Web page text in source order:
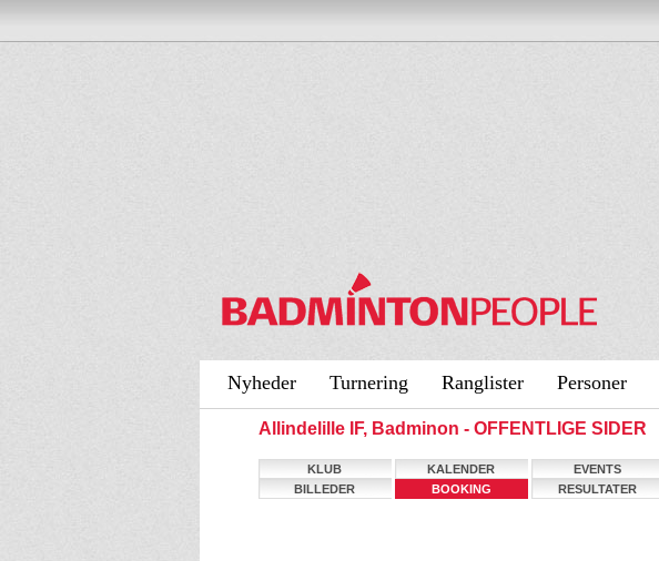
Nyheder Turnering Ranglister Personer
Allindelille IF, Badminon - OFFENTLIGE SIDER
KLUB KALENDER EVENTS
BILLEDER
BOOKING RESULTATER